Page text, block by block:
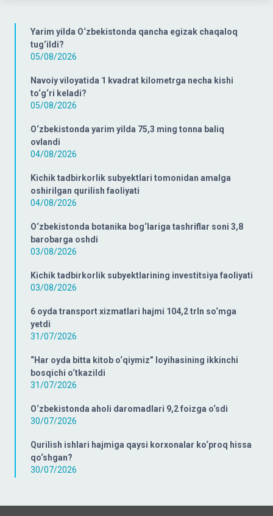
Yarim yilda O‘zbekistonda qancha egizak chaqaloq
tug‘ildi?
05/08/2026
Navoiy viloyatida 1 kvadrat kilometrga necha kishi
to‘g‘ri keladi?
05/08/2026
O‘zbekistonda yarim yilda 75,3 ming tonna baliq
ovlandi
04/08/2026
Kichik tadbirkorlik subyektlari tomonidan amalga
oshirilgan qurilish faoliyati
04/08/2026
O‘zbekistonda botanika bog‘lariga tashriflar soni 3,8
barobarga oshdi
03/08/2026
Kichik tadbirkorlik subyektlarining investitsiya faoliyati
03/08/2026
6 oyda transport xizmatlari hajmi 104,2 trln so‘mga
yetdi
31/07/2026
“Har oyda bitta kitob o‘qiymiz” loyihasining ikkinchi
bosqichi o‘tkazildi
31/07/2026
O‘zbekistonda aholi daromadlari 9,2 foizga o‘sdi
30/07/2026
Qurilish ishlari hajmiga qaysi korxonalar ko‘proq hissa
qo‘shgan?
30/07/2026